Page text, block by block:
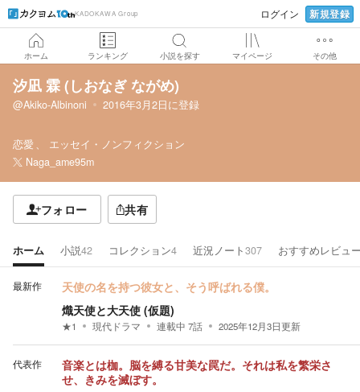
KADOKAWA Group ログイン 新規登録
ホーム ランキング 小説を探す マイページ その他
汐凪 霖 (しおなぎ ながめ)
@Akiko-Albinoni 2016年3月2日に登録
恋愛
エッセイ・ノンフィクション
Naga_ame95m
フォロー 共有
ホーム 小説42 コレクション4 近況ノート307 おすすめレビュ
最新作 天使の名を持つ彼女と、そう呼ばれる僕。
熾天使と大天使 (仮題)
★1 現代ドラマ 連載中 7話 2025年12月3日更新
代表作
音楽とは枷。脳を縛る甘美な罠だ。それは私を繁栄さ
せ、きみを滅ぼす。